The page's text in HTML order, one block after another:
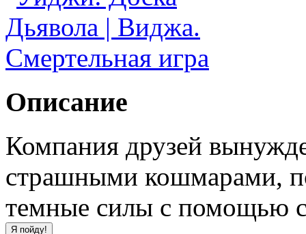
Описание
Компания друзей
страшными кошмарами,
темные силы с помощью